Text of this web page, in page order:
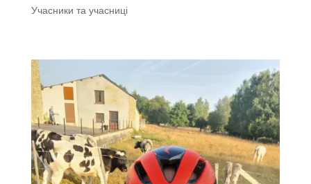
Учасники та учасниці